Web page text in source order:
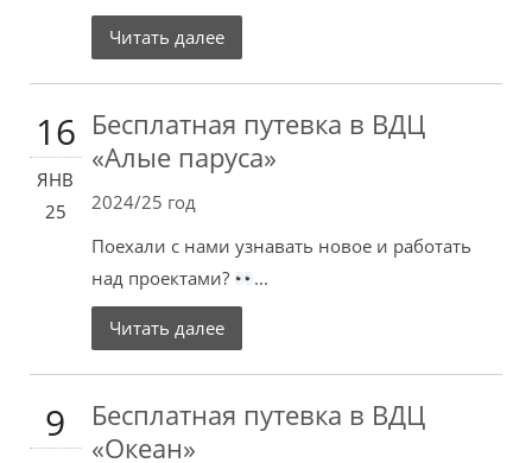
Читать далее
16
ЯНВ
25
Бесплатная путевка в ВДЦ
«Алые паруса»
2024/25 год
Поехали с нами узнавать новое и работать
над проектами?
...
Читать далее
9
Бесплатная путевка в ВДЦ
«Океан»